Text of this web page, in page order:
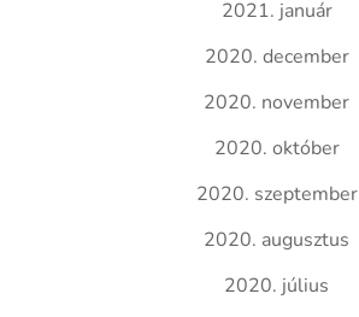
2021. január
2020. december
2020. november
2020. október
2020. szeptember
2020. augusztus
2020. július